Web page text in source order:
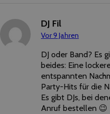
DJ Fil
Vor 9 Jahren
DJ oder Band? Es
beides: Eine
entspannten
Party-Hits für die
Es gibt DJs, bei
Anruf bestellen 😉